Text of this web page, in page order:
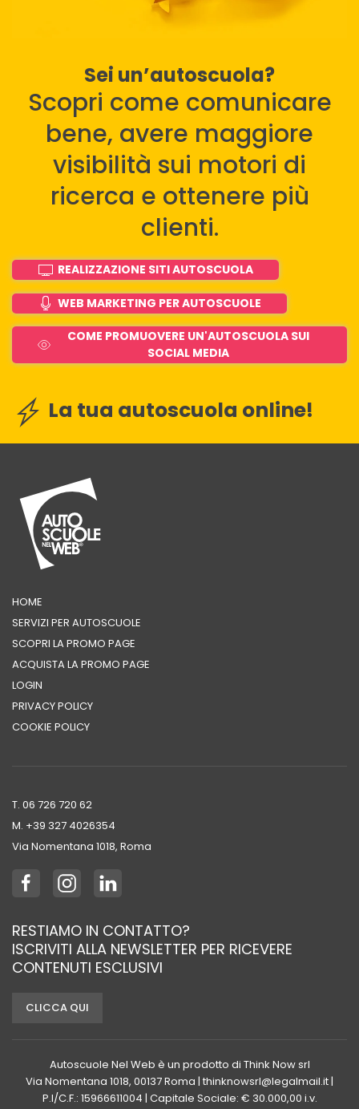
Sei un’autoscuola?
Scopri come comunicare
bene, avere maggiore
visibilità sui motori di
ricerca e ottenere più
clienti.
REALIZZAZIONE SITI AUTOSCUOLA
WEB MARKETING PER AUTOSCUOLE
COME PROMUOVERE UN'AUTOSCUOLA SUI
SOCIAL MEDIA
La tua autoscuola online!
HOME
SERVIZI PER AUTOSCUOLE
SCOPRI LA PROMO PAGE
ACQUISTA LA PROMO PAGE
LOGIN
PRIVACY POLICY
COOKIE POLICY
T. 06 726 720 62
M. +39 ‭327 4026354‬
Via Nomentana 1018, Roma
RESTIAMO IN CONTATTO?
ISCRIVITI ALLA NEWSLETTER PER RICEVERE
CONTENUTI ESCLUSIVI
CLICCA QUI
Autoscuole Nel Web è un prodotto di Think Now srl
Via Nomentana 1018, 00137 Roma | thinknowsrl@legalmail.it |
P.I/C.F.: 15966611004 | Capitale Sociale: € 30.000,00 i.v.